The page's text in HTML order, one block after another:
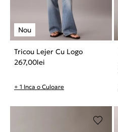
Tricou Lejer Cu Logo
267,00lei
+ 1 Inca o Culoare